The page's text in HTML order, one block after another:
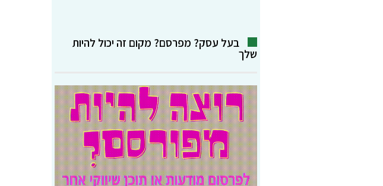
בעל עסק? מפרסם? מקום זה יכול להיות
שלך